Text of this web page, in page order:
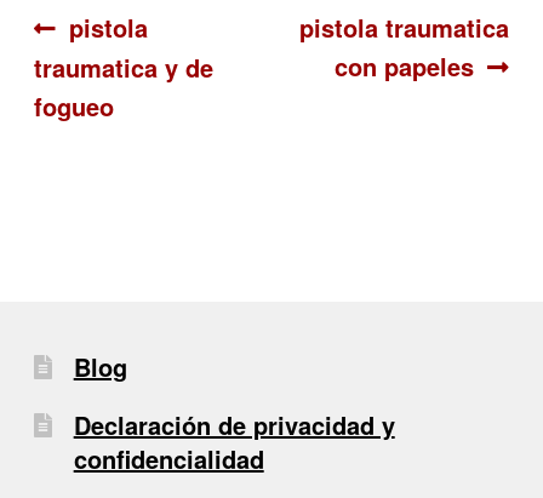
Navegación
de
Anterior:
pistola
traumatica y de
fogueo
Siguiente:
pistola traumatica
con papeles
Blog
Declaración de privacidad y
confidencialidad